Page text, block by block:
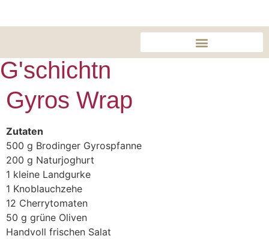
G'schichtn​
Gyros Wrap
Zutaten
500 g Brodinger Gyrospfanne
200 g Naturjoghurt
1 kleine Landgurke
1 Knoblauchzehe
12 Cherrytomaten
50 g grüne Oliven
Handvoll frischen Salat